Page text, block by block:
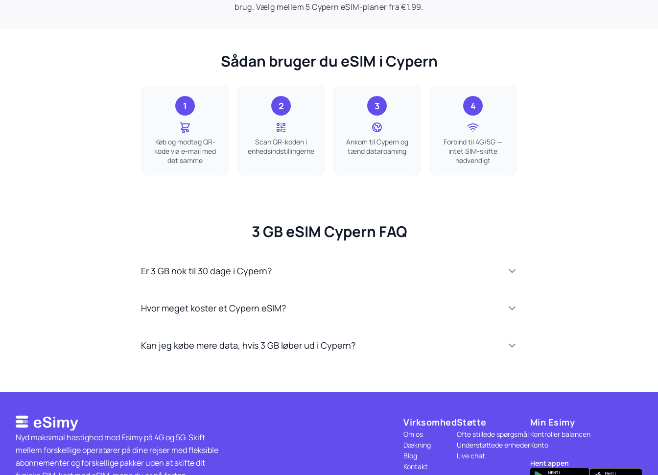
brug. Vælg mellem 5 Cypern eSIM-planer fra €1.99.
Sådan bruger du eSIM i Cypern
1
Køb og modtag QR-
kode via e-mail med
det samme
2
Scan QR-koden i
enhedsindstillingerne
3
Ankom til Cypern og
tænd dataroaming
4
Forbind til 4G/5G —
intet SIM-skifte
nødvendigt
3 GB eSIM Cypern FAQ
Er 3 GB nok til 30 dage i Cypern?
Hvor meget koster et Cypern eSIM?
Kan jeg købe mere data, hvis 3 GB løber ud i Cypern?
Nyd maksimal hastighed med Esimy på 4G og 5G. Skift
mellem forskellige operatører på dine rejser med fleksible
abonnementer og forskellige pakker uden at skifte dit
Virksomhed
Om os
Dækning
Blog
Kontakt
Støtte
Ofte stillede spørgsmål
Understøttede enheder
Live chat
Min Esimy
Kontroller balancen
Konto
Hent appen